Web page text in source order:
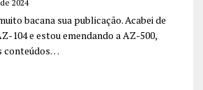
2024
bacana sua publicação. Acabei de
104 e estou emendando a AZ-500,
conteúdos…